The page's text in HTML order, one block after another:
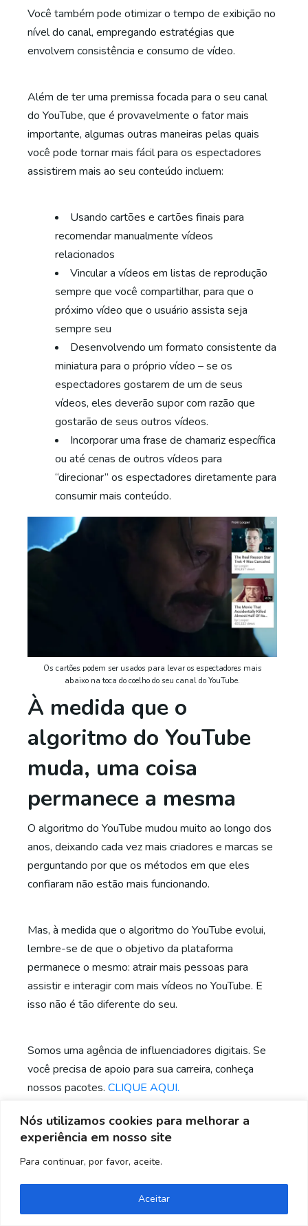
Nós utilizamos cookies para melhorar a
experiência em nosso site
Para continuar, por favor, aceite.
Aceitar
Você também pode otimizar o tempo de exibição no
nível do canal, empregando estratégias que
envolvem consistência e consumo de vídeo.
Além de ter uma premissa focada para o seu canal
do YouTube, que é provavelmente o fator mais
importante, algumas outras maneiras pelas quais
você pode tornar mais fácil para os espectadores
assistirem mais ao seu conteúdo incluem:
Usando cartões e cartões finais para
recomendar manualmente vídeos
relacionados
Vincular a vídeos em listas de reprodução
sempre que você compartilhar, para que o
próximo vídeo que o usuário assista seja
sempre seu
Desenvolvendo um formato consistente da
miniatura para o próprio vídeo – se os
espectadores gostarem de um de seus
vídeos, eles deverão supor com razão que
gostarão de seus outros vídeos.
Incorporar uma frase de chamariz específica
ou até cenas de outros vídeos para
“direcionar” os espectadores diretamente para
consumir mais conteúdo.
Os cartões podem ser usados ​​para levar os espectadores mais
abaixo na toca do coelho do seu canal do YouTube.
À medida que o
algoritmo do YouTube
muda, uma coisa
permanece a mesma
O algoritmo do YouTube mudou muito ao longo dos
anos, deixando cada vez mais criadores e marcas se
perguntando por que os métodos em que eles
confiaram não estão mais funcionando.
Mas, à medida que o algoritmo do YouTube evolui,
lembre-se de que o objetivo da plataforma
permanece o mesmo: atrair mais pessoas para
assistir e interagir com mais vídeos no YouTube. E
isso não é tão diferente do seu.
Somos uma agência de influenciadores digitais. Se
você precisa de apoio para sua carreira, conheça
nossos pacotes. CLIQUE AQUI.
fonte: shopify.com
Assessoria para
Entrevistando Youtubers:
Precisa de ajuda? Entre em contato!